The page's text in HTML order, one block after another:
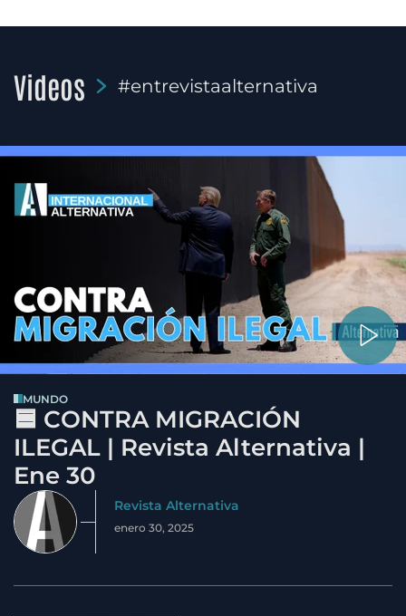
Videos #entrevistaalternativa
MUNDO
🟦 CONTRA MIGRACIÓN
ILEGAL | Revista Alternativa |
Ene 30
Revista Alternativa
enero 30, 2025